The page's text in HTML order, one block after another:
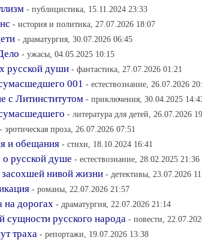
- публицистика, 15.11.2024 23:33
- история и политика, 27.07.2026 18:07
- драматургия, 30.07.2026 06:45
- ужасы, 04.05.2025 10:15
русской души - фантастика, 27.07.2026 01:21
001 - естествознание, 26.07.2026
с Литинститутом - приключения, 30.04.2025
- литература для детей, 26.07.2026
- эротическая проза, 26.07.2026 07:51
и обещания - стихи, 18.10.2024 16:41
о русской душе - естествознание, 28.02.2025 21:36
нивой жизни - детективы, 23.07.2026
- романы, 22.07.2026 21:57
на дорогах - драматургия, 22.07.2026 21:14
сущности русского народа - повести,
траха - репортажи, 19.07.2026 13:38